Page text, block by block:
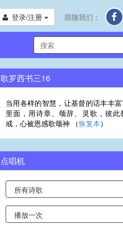
登录/注册 跟随我们：
歌罗西书三16
当用各样的智慧，让基督的话丰丰
里面，用诗章、颂辞、灵歌，彼此
戒，心被恩感歌颂神 （恢复本）
点唱机